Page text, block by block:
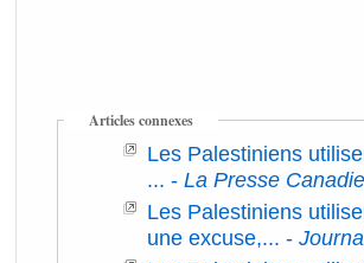
Articles connexes
Les Palestiniens
... - La Presse
Les Palestiniens
une excuse,... -